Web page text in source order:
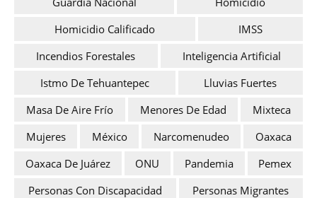
Homicidio Calificado
IMSS
Incendios Forestales
Inteligencia Artificial
Istmo De Tehuantepec
Lluvias Fuertes
Masa De Aire Frío
Menores De Edad
Mixteca
Mujeres
México Narcomenudeo
Oaxaca
Oaxaca De Juárez
ONU Pandemia
Pemex
Personas Con Discapacidad
Personas Migrantes